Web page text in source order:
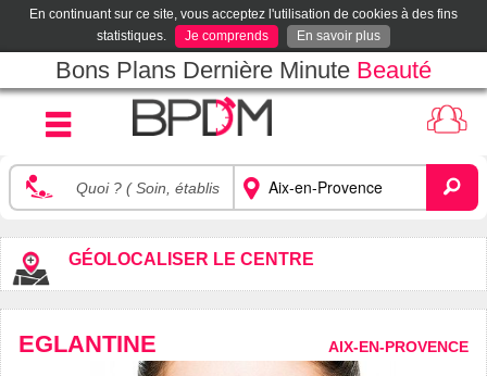
En continuant sur ce site, vous acceptez l'utilisation de cookies à des fins
statistiques.
Je comprends En savoir plus
Bons Plans Dernière Minute Beauté
GÉOLOCALISER LE CENTRE
EGLANTINE AIX-EN-PROVENCE